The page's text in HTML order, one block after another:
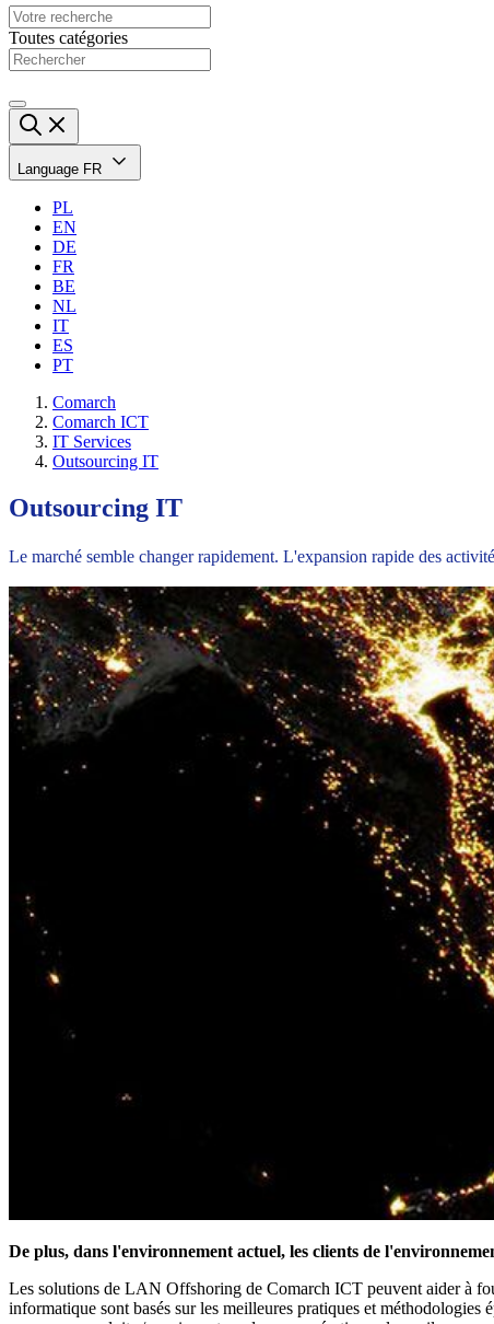
Toutes catégories
Language FR
PL
EN
DE
FR
BE
NL
IT
ES
PT
Comarch
Comarch ICT
IT Services
Outsourcing IT
Outsourcing IT
Le marché semble changer rapidement. L'expansion rapide des
De plus, dans l'environnement actuel, les clients de
Les solutions de LAN Offshoring de Comarch ICT peuvent aider à
informatique sont basés sur les meilleures pratiques et